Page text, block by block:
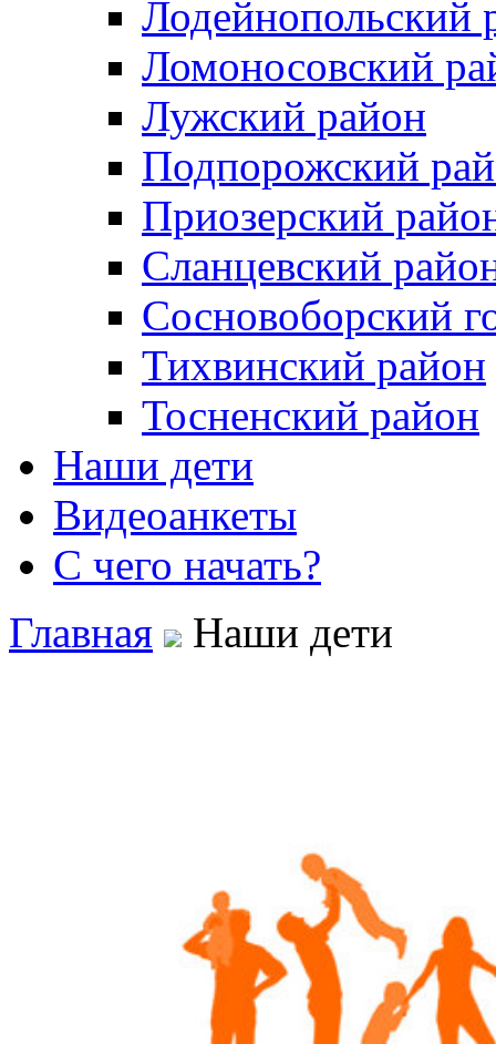
Лодейнопольский
Ломоносовский
Лужский район
Подпорожский
Приозерский
Сланцевский
Сосновоборский
Тихвинский район
Тосненcкий район
Наши дети
Видеоанкеты
С чего начать?
Главная
Наши дети